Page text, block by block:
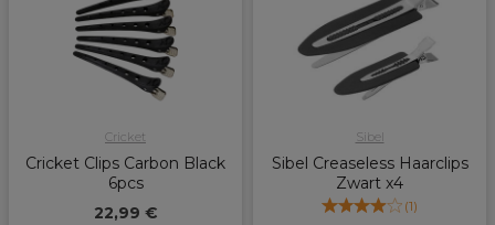
Cricket
Cricket Clips Carbon Black
6pcs
22,99 €
Sibel
Sibel Creaseless Haarclips
Zwart x4
(1)